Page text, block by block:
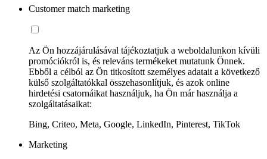
Customer match marketing
Az Ön hozzájárulásával tájékoztatjuk a weboldalunkon kívüli
promóciókról is, és releváns termékeket mutatunk Önnek.
Ebből a célból az Ön titkosított személyes adatait a következő
külső szolgáltatókkal összehasonlítjuk, és azok online
hirdetési csatornáikat használjuk, ha Ön már használja a
szolgáltatásaikat:
Bing, Criteo, Meta, Google, LinkedIn, Pinterest, TikTok
Marketing